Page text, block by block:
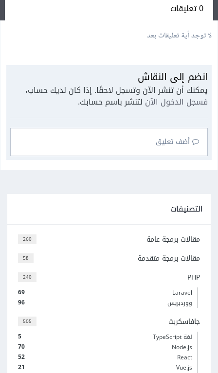
0 تعليقات
لا توجد أية تعليقات بعد
انضم إلى النقاش
يمكنك أن تنشر الآن وتسجل لاحقًا. إذا كان لديك حساب،
فسجل الدخول الآن لتنشر باسم حسابك.
أضف تعليق
التصنيفات
260 مقالات برمجة عامة
58 مقالات برمجة متقدمة
240 PHP
69
Laravel
96
ووردبريس
505 جافاسكربت
5
لغة TypeScript
70
Node.js
52
React
21
Vue.js